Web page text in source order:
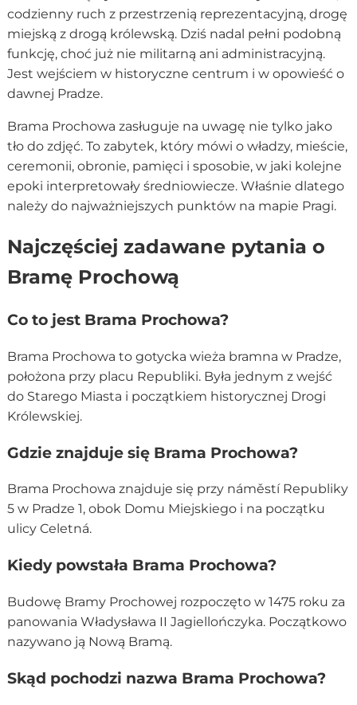
codzienny ruch z przestrzenią reprezentacyjną, drogę
miejską z drogą królewską. Dziś nadal pełni podobną
funkcję, choć już nie militarną ani administracyjną.
Jest wejściem w historyczne centrum i w opowieść o
dawnej Pradze.
Brama Prochowa zasługuje na uwagę nie tylko jako
tło do zdjęć. To zabytek, który mówi o władzy, mieście,
ceremonii, obronie, pamięci i sposobie, w jaki kolejne
epoki interpretowały średniowiecze. Właśnie dlatego
należy do najważniejszych punktów na mapie Pragi.
Najczęściej zadawane pytania o
Bramę Prochową
Co to jest Brama Prochowa?
Brama Prochowa to gotycka wieża bramna w Pradze,
położona przy placu Republiki. Była jednym z wejść
do Starego Miasta i początkiem historycznej Drogi
Królewskiej.
Gdzie znajduje się Brama Prochowa?
Brama Prochowa znajduje się przy náměstí Republiky
5 w Pradze 1, obok Domu Miejskiego i na początku
ulicy Celetná.
Kiedy powstała Brama Prochowa?
Budowę Bramy Prochowej rozpoczęto w 1475 roku za
panowania Władysława II Jagiellończyka. Początkowo
nazywano ją Nową Bramą.
Skąd pochodzi nazwa Brama Prochowa?